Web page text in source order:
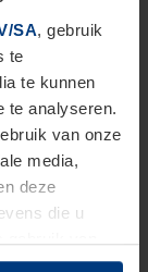
SA, gebruik
te
te kunnen
te analyseren.
van onze
media,
deze
die u